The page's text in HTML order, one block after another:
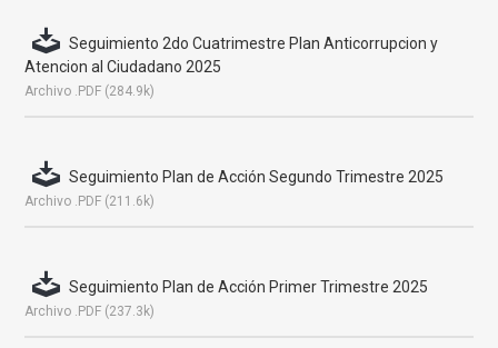
Seguimiento 2do Cuatrimestre Plan Anticorrupcion y
Atencion al Ciudadano 2025
Archivo .PDF (284.9k)
Seguimiento Plan de Acción Segundo Trimestre 2025
Archivo .PDF (211.6k)
Seguimiento Plan de Acción Primer Trimestre 2025
Archivo .PDF (237.3k)